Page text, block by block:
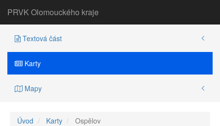
PRVK Olomouckého kraje
Textová část
Karty
Mapy
Úvod Karty Ospělov